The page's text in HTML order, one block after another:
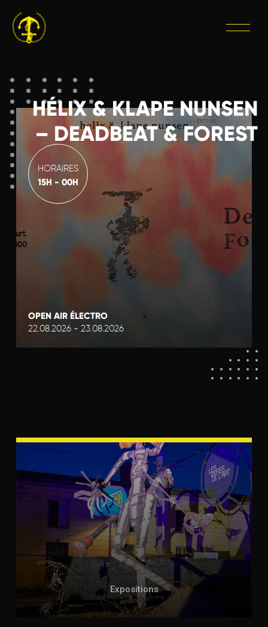
HÉLIX & KLAPE NUNSEN
– DEADBEAT & FOREST
OPEN AIR ÉLECTRO
22.08.2026 - 23.08.2026
HORAIRES
15H - 00H
Expositions